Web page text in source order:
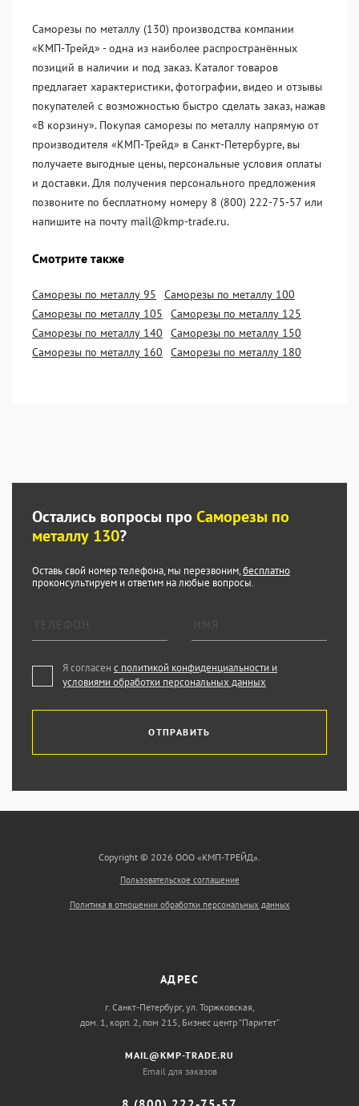
Саморезы по металлу (130) производства компании
«KМП-Трейд» - одна из наиболее распространённых
позиций в наличии и под заказ. Каталог товаров
предлагает характеристики, фотографии, видео и отзывы
покупателей с возможностью быстро сделать заказ, нажав
«В корзину». Покупая саморезы по металлу напрямую от
производителя «KМП-Трейд» в Санкт-Петербурге, вы
получаете выгодные цены, персональные условия оплаты
и доставки. Для получения персонального предложения
позвоните по бесплатному номеру 8 (800) 222-75-57 или
напишите на почту mail@kmp-trade.ru.
Смотрите также
Саморезы по металлу 95
Саморезы по металлу 100
Саморезы по металлу 105
Саморезы по металлу 125
Саморезы по металлу 140
Саморезы по металлу 150
Саморезы по металлу 160
Саморезы по металлу 180
Остались вопросы про Саморезы по
металлу 130?
Оставь свой номер телефона, мы перезвоним,бесплатно
проконсультируем и ответим на любые вопросы.
Я согласен с политикой конфиденциальности и
условиями обработки персональных данных
ОТПРАВИТЬ
Copyright © 2026 ООО «КМП-ТРЕЙД».
Пользовательское соглашение
Политика в отношении обработки персональных данных
АДРЕС
г. Санкт-Петербург, ул. Торжковская,
дом. 1, корп. 2, пом 215, Бизнес центр “Паритет”
MAIL@KMP-TRADE.RU
Email для заказов